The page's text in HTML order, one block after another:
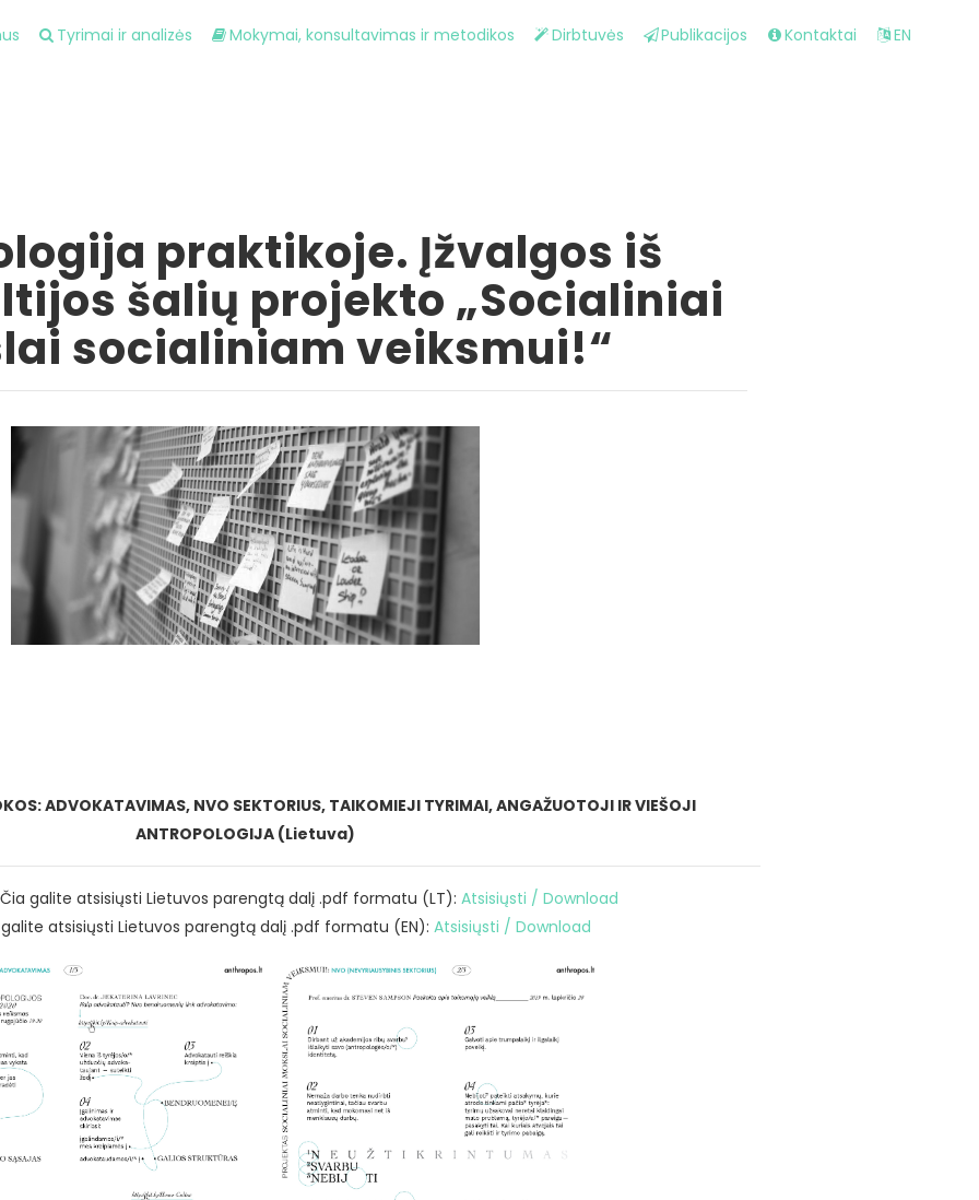
Tyrimai ir analizės Mokymai, konsultavimas ir metodikos Dirbtuvės Publikacijos Kontaktai EN
praktikoje. Įžvalgos iš
šalių projekto „Socialiniai
socialiniam veiksmui!“
ADVOKATAVIMAS, NVO SEKTORIUS, TAIKOMIEJI TYRIMAI, ANGAŽUOTOJI IR VIEŠOJI
ANTROPOLOGIJA (Lietuva)
galite atsisiųsti Lietuvos parengtą dalį .pdf formatu (LT): Atsisiųsti / Download
atsisiųsti Lietuvos parengtą dalį .pdf formatu (EN): Atsisiųsti / Download